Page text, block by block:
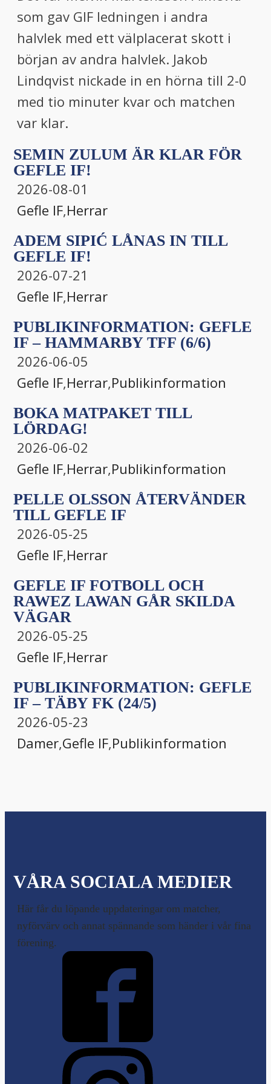
som gav GIF ledningen i andra
halvlek med ett välplacerat skott i
början av andra halvlek. Jakob
Lindqvist nickade in en hörna till 2-0
med tio minuter kvar och matchen
var klar.
SEMIN ZULUM ÄR KLAR FÖR
GEFLE IF!
2026-08-01
Gefle IF,Herrar
ADEM SIPIĆ LÅNAS IN TILL
GEFLE IF!
2026-07-21
Gefle IF,Herrar
PUBLIKINFORMATION: GEFLE
IF – HAMMARBY TFF (6/6)
2026-06-05
Gefle IF,Herrar,Publikinformation
BOKA MATPAKET TILL
LÖRDAG!
2026-06-02
Gefle IF,Herrar,Publikinformation
PELLE OLSSON ÅTERVÄNDER
TILL GEFLE IF
2026-05-25
Gefle IF,Herrar
GEFLE IF FOTBOLL OCH
RAWEZ LAWAN GÅR SKILDA
VÄGAR
2026-05-25
Gefle IF,Herrar
PUBLIKINFORMATION: GEFLE
IF – TÄBY FK (24/5)
2026-05-23
Damer,Gefle IF,Publikinformation
VÅRA SOCIALA MEDIER
Här får du löpande uppdateringar om matcher,
nyförvärv och annat spännande som händer i vår fina
förening.